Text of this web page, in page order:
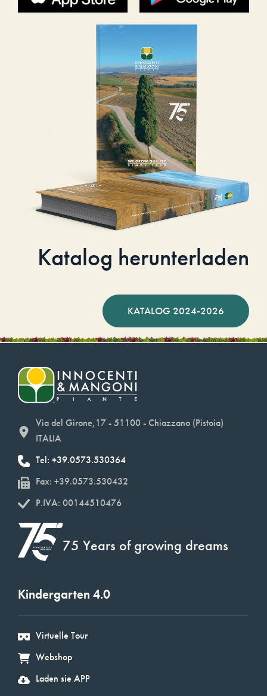
Katalog herunterladen
KATALOG 2024-2026
Via del Girone,17 - 51100 - Chiazzano (Pistoia)
ITALIA
Tel: +39.0573.530364
Fax: +39.0573.530432
P.IVA: 00144510476
75 Years of growing dreams
Kindergarten 4.0
Virtuelle Tour
Webshop
Laden sie APP